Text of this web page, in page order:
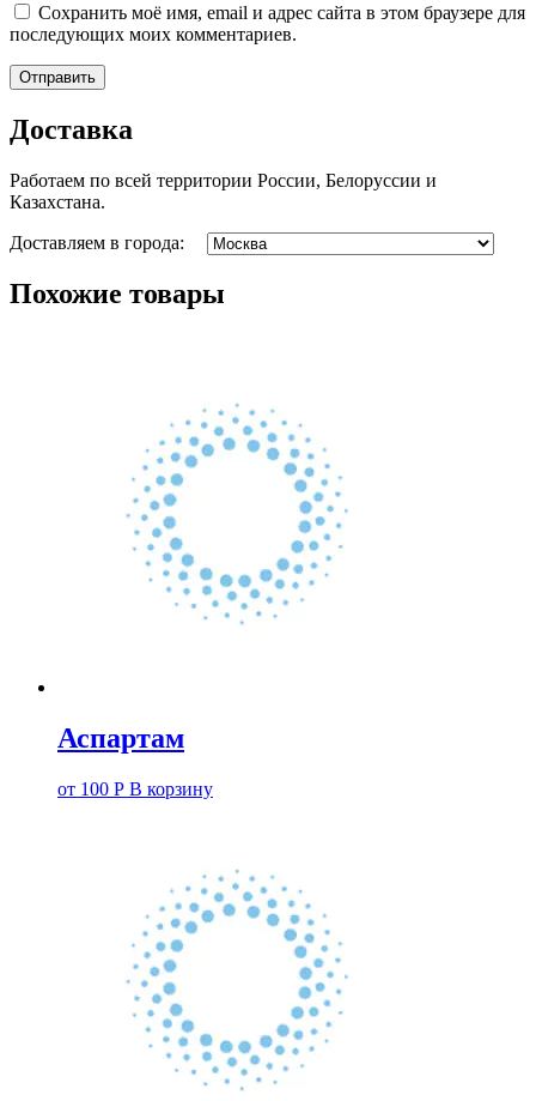
Сохранить моё имя, email и адрес сайта в этом браузере для
последующих моих комментариев.
Доставка
Работаем по всей территории России, Белоруссии и
Казахстана.
Доставляем в города:
Похожие товары
Аспартам
от 100 Р В корзину